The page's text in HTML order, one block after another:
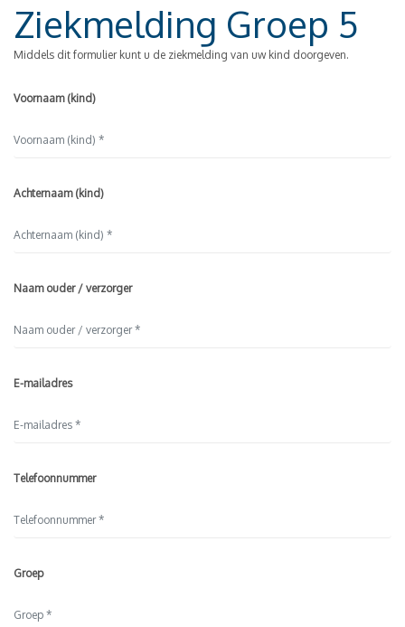
Ziekmelding Groep 5
Middels dit formulier kunt u de ziekmelding van uw kind doorgeven.
Voornaam (kind)
Achternaam (kind)
Naam ouder / verzorger
E-mailadres
Telefoonnummer
Groep